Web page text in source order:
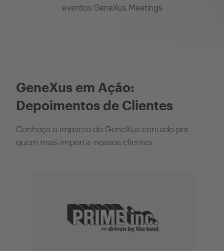
eventos GeneXus Meetings
GeneXus em Ação:
Depoimentos de Clientes
Conheça o impacto do GeneXus contado por
quem mais importa: nossos clientes.